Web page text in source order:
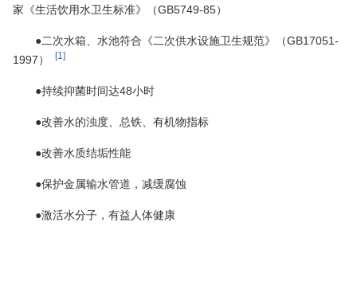
家《生活饮用水卫生标准》（GB5749-85）
●二次水箱、水池符合《二次供水设施卫生规范》（GB17051-
1997）
[1]
●持续抑菌时间达48小时
●改善水的浊度、总铁、有机物指标
●改善水质结垢性能
●保护金属输水管道，减缓腐蚀
●激活水分子，有益人体健康